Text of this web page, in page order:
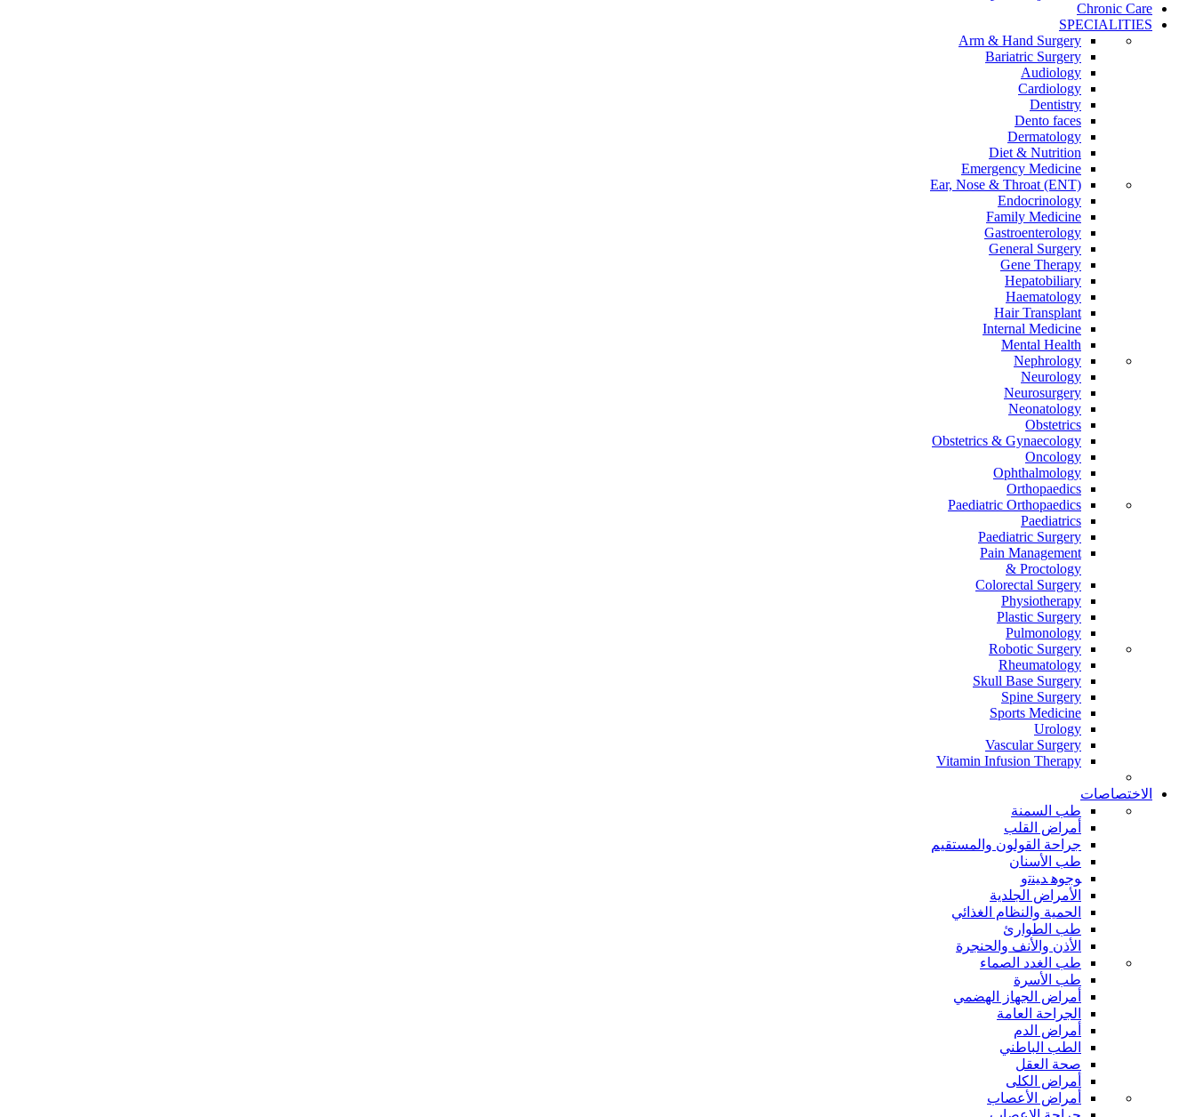
Chronic Care
SPECIALITIES
Arm & Hand Surgery
Bariatric Surgery
Audiology
Cardiology
Dentistry
Dento faces
Dermatology
Diet & Nutrition
Emergency Medicine
Ear, Nose & Throat (ENT)
Endocrinology
Family Medicine
Gastroenterology
General Surgery
Gene Therapy
Hepatobiliary
Haematology
Hair Transplant
Internal Medicine
Mental Health
Nephrology
Neurology
Neurosurgery
Neonatology
Obstetrics
Obstetrics & Gynaecology
Oncology
Ophthalmology
Orthopaedics
Paediatric Orthopaedics
Paediatrics
Paediatric Surgery
Pain Management
Proctology &
Colorectal Surgery
Physiotherapy
Plastic Surgery
Pulmonology
Robotic Surgery
Rheumatology
Skull Base Surgery
Spine Surgery
Sports Medicine
Urology
Vascular Surgery
Vitamin Infusion Therapy
الاختصاصات
طب السمنة
أمراض القلب
جراحة القولون والمستقيم
طب الأسنان
ﻮﺟﻮﻫ ﺪﻴﻨﺗﻭ
الأمراض الجلدية
الحمية والنظام الغذائي
طب الطوارئ
الأذن والأنف والحنجرة
طب الغدد الصماء
طب الأسرة
أمراض الجهاز الهضمي
الجراحة العامة
أمراض الدم
الطب الباطني
صحة العقل
أمراض الكلى
أمراض الأعصاب